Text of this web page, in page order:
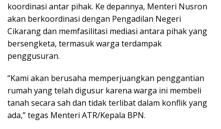
koordinasi antar pihak. Ke depannya, Menteri Nusron
akan berkoordinasi dengan Pengadilan Negeri
Cikarang dan memfasilitasi mediasi antara pihak yang
bersengketa, termasuk warga terdampak
penggusuran.
“Kami akan berusaha memperjuangkan penggantian
rumah yang telah digusur karena warga ini membeli
tanah secara sah dan tidak terlibat dalam konflik yang
ada,” tegas Menteri ATR/Kepala BPN.